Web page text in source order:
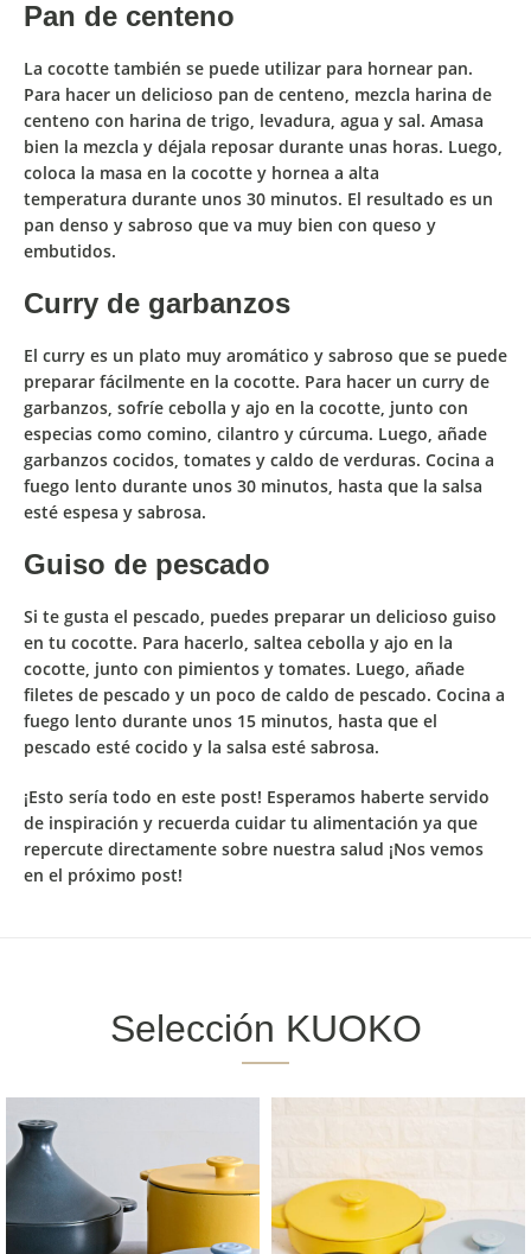
Pan de centeno
La cocotte también se puede utilizar para hornear pan.
Para hacer un delicioso pan de centeno, mezcla harina de
centeno con harina de trigo, levadura, agua y sal. Amasa
bien la mezcla y déjala reposar durante unas horas. Luego,
coloca la masa en la cocotte y hornea a alta
temperatura durante unos 30 minutos. El resultado es un
pan denso y sabroso que va muy bien con queso y
embutidos.
Curry de garbanzos
El curry es un plato muy aromático y sabroso que se puede
preparar fácilmente en la cocotte. Para hacer un curry de
garbanzos, sofríe cebolla y ajo en la cocotte, junto con
especias como comino, cilantro y cúrcuma. Luego, añade
garbanzos cocidos, tomates y caldo de verduras. Cocina a
fuego lento durante unos 30 minutos, hasta que la salsa
esté espesa y sabrosa.
Guiso de pescado
Si te gusta el pescado, puedes preparar un delicioso guiso
en tu cocotte. Para hacerlo, saltea cebolla y ajo en la
cocotte, junto con pimientos y tomates. Luego, añade
filetes de pescado y un poco de caldo de pescado. Cocina a
fuego lento durante unos 15 minutos, hasta que el
pescado esté cocido y la salsa esté sabrosa.
¡Esto sería todo en este post! Esperamos haberte servido
de inspiración y recuerda cuidar tu alimentación ya que
repercute directamente sobre nuestra salud ¡Nos vemos
en el próximo post!
Selección KUOKO